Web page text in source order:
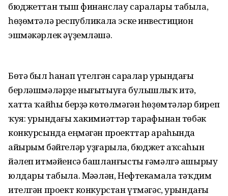
бюджеттан тыш финанслау саралары табыла,
һөҙөмтәлә республикала эске инвестицион
эшмәкәрлек әүҙемләшә.
Бөтә был һанап үтелгән саралар урындағы
берләшмәләрҙе нығытыуға булышлыҡ итә,
хатта ҡайһы берҙә көтөлмәгән һөҙөмтәләр биреп
ҡуя: урындағы хакимиәттәр тарафынан төбәк
конкурсында еңмәгән проекттар араһында
айырым бәйгеләр уҙғарыла, бюджет аҡсаһын
йәлеп итмәйенсә башланғысты ғәмәлгә ашырыу
юлдары табыла. Мәҫәлән, Нефтекамала тәҡдим
ителгән проект конкурстан үтмәгәс, урындағы